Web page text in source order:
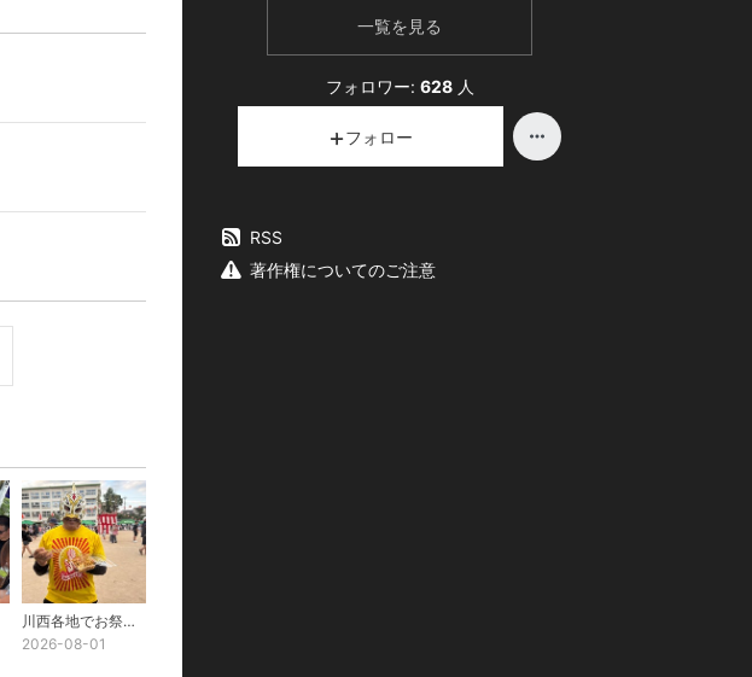
川西各地でお祭り開催中‼️
2026-08-01
一覧を見る
フォロワー: 628 人
フォロー
RSS
著作権についてのご注意